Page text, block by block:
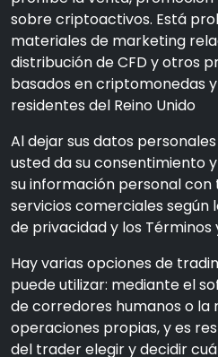
sobre criptoactivos. Está
materiales de marketing
distribución de CFD y otros
basados en criptomonedas
residentes del Reino Unido
Al dejar sus datos
usted da su consentimiento
su información personal
servicios comerciales según
de privacidad y los Términos
Hay varias opciones de
puede utilizar: mediante el
de corredores humanos o la
operaciones propias, y es
del trader elegir y decidir